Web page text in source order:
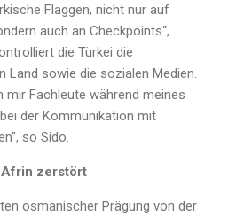
Flaggen, nicht nur auf
auch an Checkpoints“,
die Türkei die
Land sowie die sozialen Medien.
mir Fachleute während meines
der Kommunikation mit
so Sido.
zerstört
osmanischer Prägung von der